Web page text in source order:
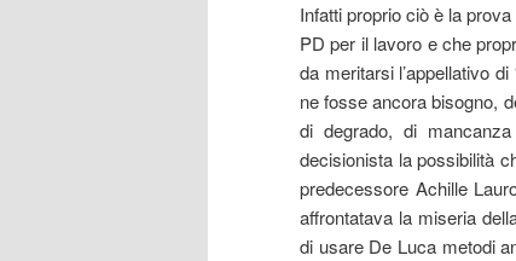
Infatti proprio ciò è la
PD per il lavoro e che
da meritarsi l’appellativo
ne fosse ancora bisogno,
di degrado, di
decisionista la possibilità
predecessore Achille
affrontatava la miseria
di usare De Luca metodi